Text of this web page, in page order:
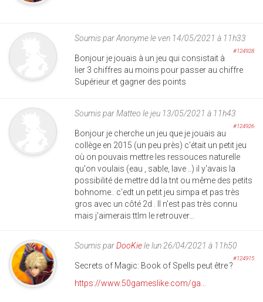
Soumis parAnonymele ven 14/05/2021 à 11h33
#124928
Bonjour je jouais à un jeu qui consistait à
lier 3 chiffres au moins pour passer au chiffre
Supérieur et gagner des points
Soumis parMatteo le jeu 13/05/2021 à 11h43
#124926
Bonjour je cherche un jeu que je jouais au
collège en 2015 (un peu près) c'était un petit jeu
où on pouvais mettre les ressouces naturelle
qu'on voulais (eau , sable, lave ..) il y'avais la
possibilité de mettre dd la tnt ou même des petits
bohnome.. c'edt un petit jeu simpa et pas très
gros avec un côté 2d . Il n'est pas très connu
mais j'aimerais ttlm le retrouver...
Soumis parDooKiele lun 26/04/2021 à 11h50
#124915
Secrets of Magic: Book of Spells peut être ?
https://www.50gameslike.com/ga...